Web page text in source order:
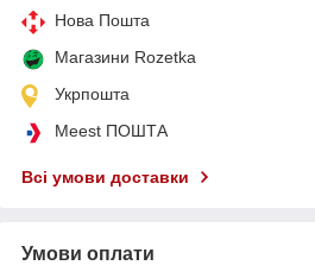
Нова Пошта
Магазини Rozetka
Укрпошта
Meest ПОШТА
Всі умови доставки
Умови оплати